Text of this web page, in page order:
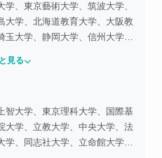
、東京藝術大学、筑波大学、
大学、北海道教育大学、大阪教
玉大学、静岡大学、信州大学、
、東京都立大学、横浜市立大
兵庫県立大学、神戸市外国語
立大学
見る
智大学、東京理科大学、国際基
大学、立教大学、中央大学、法
学、同志社大学、立命館大学、